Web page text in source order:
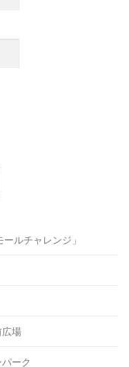
ルチャレンジ」
場
ーク